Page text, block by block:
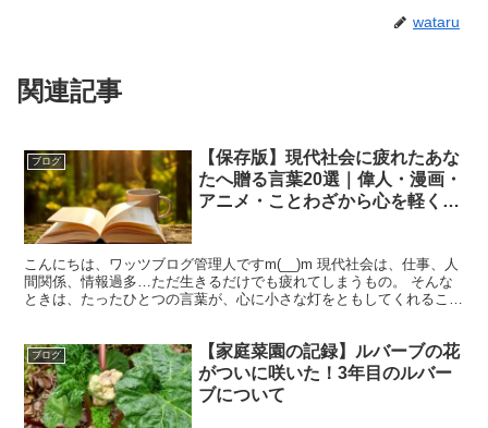
wataru
関連記事
ブログ
【保存版】現代社会に疲れたあな
たへ贈る言葉20選｜偉人・漫画・
アニメ・ことわざから心を軽くす
こんにちは、ワッツブログ管理人ですm(__)m 現代社会は、仕事、人
間関係、情報過多…ただ生きるだけでも疲れてしまうもの。 そんな
ときは、たったひとつの言葉が、心に小さな灯をともしてくれること
ブログ
【家庭菜園の記録】ルバーブの花
がついに咲いた！3年目のルバー
ブについて